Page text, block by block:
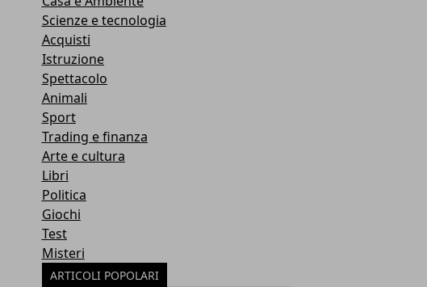
Scienze e tecnologia
Acquisti
Istruzione
Spettacolo
Animali
Sport
Trading e finanza
Arte e cultura
Libri
Politica
Giochi
Test
Misteri
ARTICOLI POPOLARI